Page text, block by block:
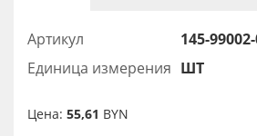
Артикул
145-
Единица измерения ШТ
Цена: 55,61 BYN